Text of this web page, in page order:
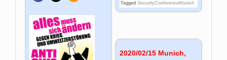
Tagged SecurityConferenceMunich
2020/02/15 Munich,